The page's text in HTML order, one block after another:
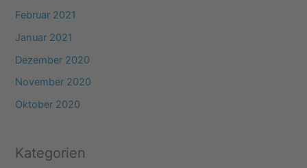
Februar 2021
Januar 2021
Dezember 2020
November 2020
Oktober 2020
Kategorien